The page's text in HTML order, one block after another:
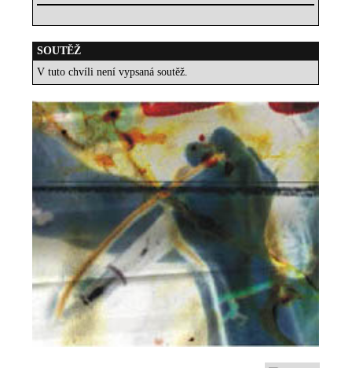
SOUTĚŽ
V tuto chvíli není vypsaná soutěž.